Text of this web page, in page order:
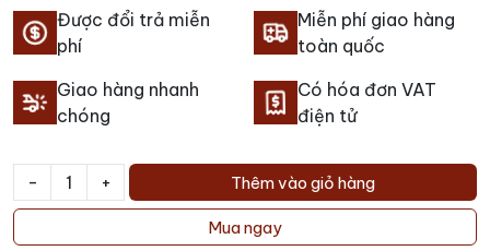
Được đổi trả miễn
phí
Miễn phí giao hàng
toàn quốc
Giao hàng nhanh
chóng
Có hóa đơn VAT
điện tử
-
Rượu
Chateau
+ Thêm vào giỏ hàng
Mua ngay